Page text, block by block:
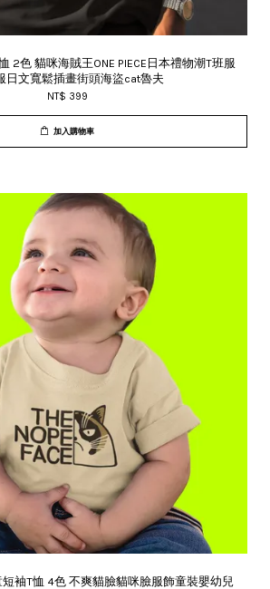
2色 貓咪海賊王ONE PIECE日本禮物潮T班服
日文寬鬆插畫街頭海盜cat魯夫
NT$ 399
加入購物車
短袖T恤 4色 不爽貓臉貓咪臉服飾童裝嬰幼兒